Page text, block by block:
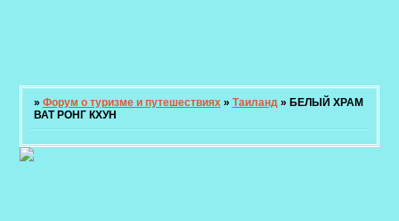
» Форум о туризме и путешествиях » Таиланд » БЕЛЫЙ ХРАМ
ВАТ РОНГ КХУН